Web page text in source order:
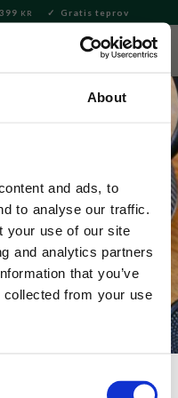
About
and ads, to
to analyse our traffic.
your use of our site
and analytics partners
that you’ve
collected from your use
KR Gratis teprov
500 Bitar
olika sorter medan du
ingår i en elegant tub.